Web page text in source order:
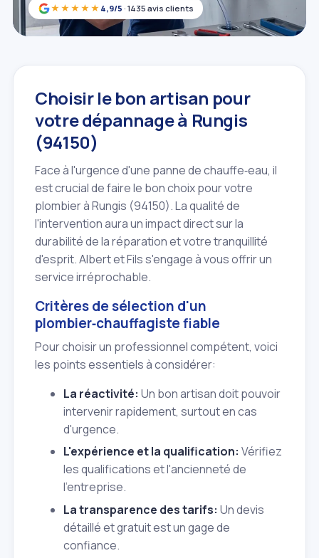
★★★★★ 4,9/5 · 1435 avis clients
Choisir le bon artisan pour
votre dépannage à Rungis
(94150)
Face à l'urgence d'une panne de chauffe‑eau, il
est crucial de faire le bon choix pour votre
plombier à Rungis (94150). La qualité de
l'intervention aura un impact direct sur la
durabilité de la réparation et votre tranquillité
d'esprit. Albert et Fils s'engage à vous offrir un
service irréprochable.
Critères de sélection d'un
plombier‑chauffagiste fiable
Pour choisir un professionnel compétent, voici
les points essentiels à considérer:
La réactivité: Un bon artisan doit pouvoir
intervenir rapidement, surtout en cas
d'urgence.
L'expérience et la qualification: Vérifiez
les qualifications et l'ancienneté de
l'entreprise.
La transparence des tarifs: Un devis
détaillé et gratuit est un gage de
confiance.